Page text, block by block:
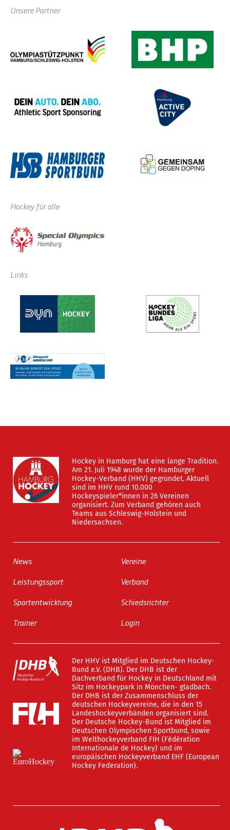
Unsere Partner
Hockey für alle
Links
Hockey in Hamburg hat eine lange Tradition.
Am 21. Juli 1948 wurde der Hamburger
Hockey-Verband (HHV) gegründet. Aktuell
sind im HHV rund 10.000
Hockeyspieler*innen in 26 Vereinen
organisiert. Zum Verband gehören auch
Teams aus Schleswig-Holstein und
Niedersachsen.
News
Leistungssport
Sportentwicklung
Trainer
Vereine
Verband
Schiedsrichter
Login
Der HHV ist Mitglied im Deutschen Hockey-
Bund e.V. (DHB). Der DHB ist der
Dachverband für Hockey in Deutschland mit
Sitz im Hockeypark in Mönchen- gladbach.
Der DHB ist der Zusammenschluss der
deutschen Hockeyvereine, die in den 15
Landeshockeyverbänden organisiert sind.
Der Deutsche Hockey-Bund ist Mitglied im
Deutschen Olympischen Sportbund, sowie
im Welthockeyverband FIH (Fédération
Internationale de Hockey) und im
europäischen Hockeyverband EHF (European
Hockey Federation).